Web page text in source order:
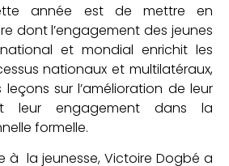
année est de mettre en
dont l’engagement des jeunes
et mondial enrichit les
nationaux et multilatéraux,
leçons sur l’amélioration de leur
leur engagement dans la
formelle.
à la jeunesse, Victoire Dogbé a